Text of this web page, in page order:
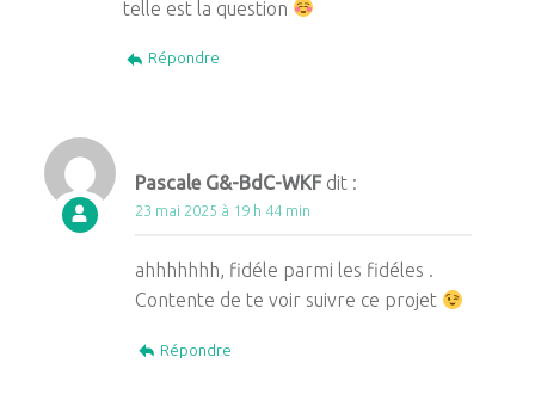
telle est la question
Répondre
Pascale G&-BdC-WKF dit :
23 mai 2025 à 19 h 44 min
ahhhhhhh, fidéle parmi les fidéles .
Contente de te voir suivre ce projet
Répondre